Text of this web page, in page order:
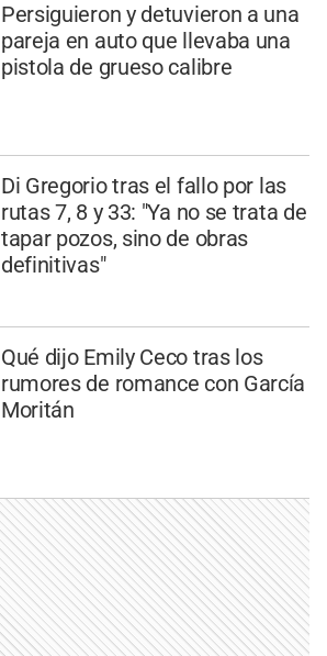
Persiguieron y detuvieron a una
pareja en auto que llevaba una
pistola de grueso calibre
Di Gregorio tras el fallo por las
rutas 7, 8 y 33: "Ya no se trata de
tapar pozos, sino de obras
definitivas"
Qué dijo Emily Ceco tras los
rumores de romance con García
Moritán